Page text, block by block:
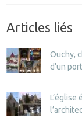
Articles liés
Ouchy,
d’un
L’église